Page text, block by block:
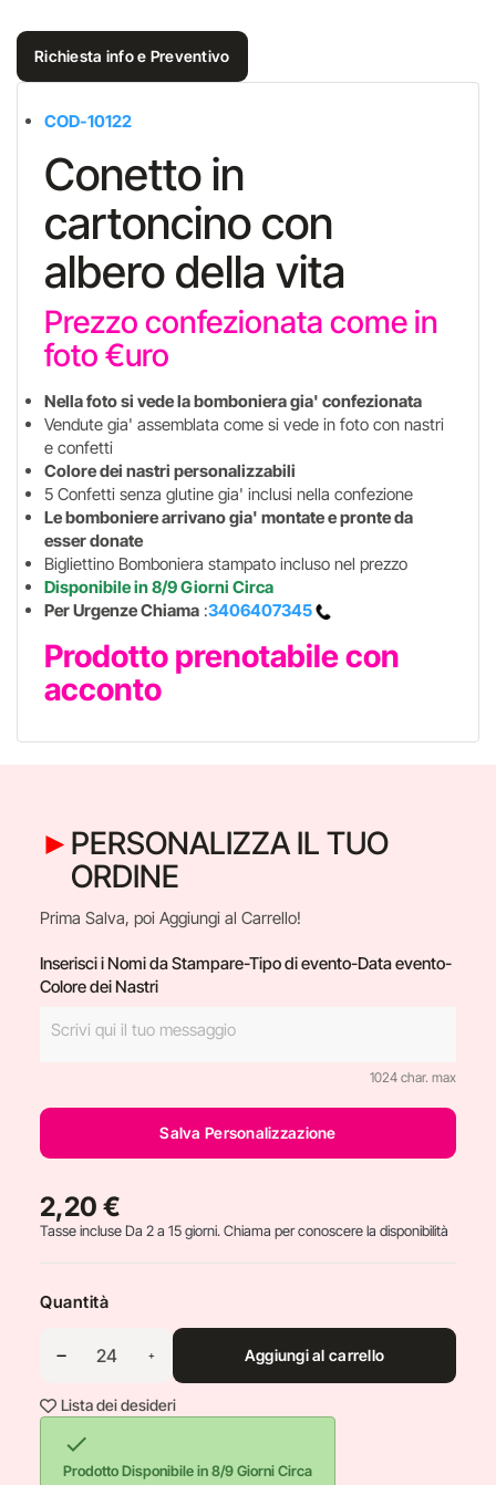
Richiesta info e Preventivo
COD-10122
Conetto in
cartoncino con
albero della vita
Prezzo confezionata come in
foto €uro
Nella foto si vede la bomboniera gia' confezionata
Vendute gia' assemblata come si vede in foto con nastri
e confetti
Colore dei nastri personalizzabili
5 Confetti senza glutine gia' inclusi nella confezione
Le bomboniere arrivano gia' montate e pronte da
esser donate
Bigliettino Bomboniera stampato incluso nel prezzo
Disponibile in 8/9 Giorni Circa
Per Urgenze Chiama :3406407345
Prodotto prenotabile con
acconto
PERSONALIZZA IL TUO
ORDINE
Prima Salva, poi Aggiungi al Carrello!
Inserisci i Nomi da Stampare-Tipo di evento-Data evento-
Colore dei Nastri
1024 char. max
Salva Personalizzazione
2,20 €
Tasse incluseDa 2 a 15 giorni. Chiama per conoscere la disponibilità
Quantità
Aggiungi al carrello
Lista dei desideri

Prodotto Disponibile in 8/9 Giorni Circa